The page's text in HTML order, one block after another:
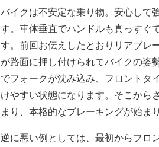
バイクは不安定な乗り物。安心して
す。車体垂直でハンドルも真っすぐ
す。前回お伝えしたとおりリアブレ
が路面に押し付けられてバイクの姿
でフォークが沈み込み、フロントタ
けやすい状態になります。そこから
まり、本格的なブレーキングが始ま
逆に悪い例としては、最初からフロ